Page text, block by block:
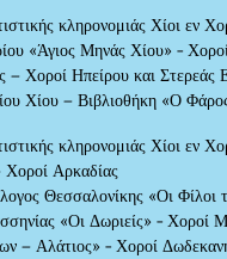
κληρονομιάς Χίοι εν
«Άγιος Μηνάς Χίου» -
– Χοροί Ηπείρου και
Χίου – Βιβλιοθήκη «Ο
κληρονομιάς Χίοι εν
Αρκαδίας
Θεσσαλονίκης «Οι
«Οι Δωριείς» - Χοροί
– Αλάτιος» - Χοροί